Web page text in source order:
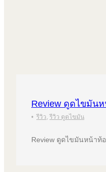
Review ดูดไขมัน
• รีวิว, รีวิว ดูดไขมัน
Review ดูดไขมันหน้าท้อ